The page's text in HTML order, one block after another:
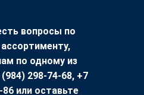
вопросы по
по одному из
298-74-68, +7
или оставьте